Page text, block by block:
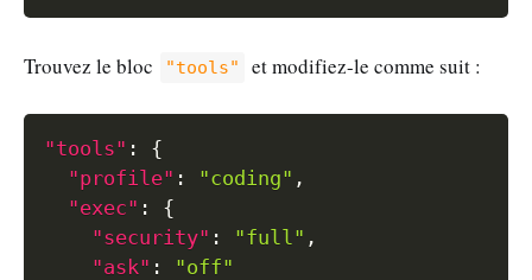
Trouvez le bloc "tools" et modifiez-le comme suit :
"tools" :
{
"profile" : "coding" ,
"exec" :
{
"security" : "full" ,
"ask" :
"off"